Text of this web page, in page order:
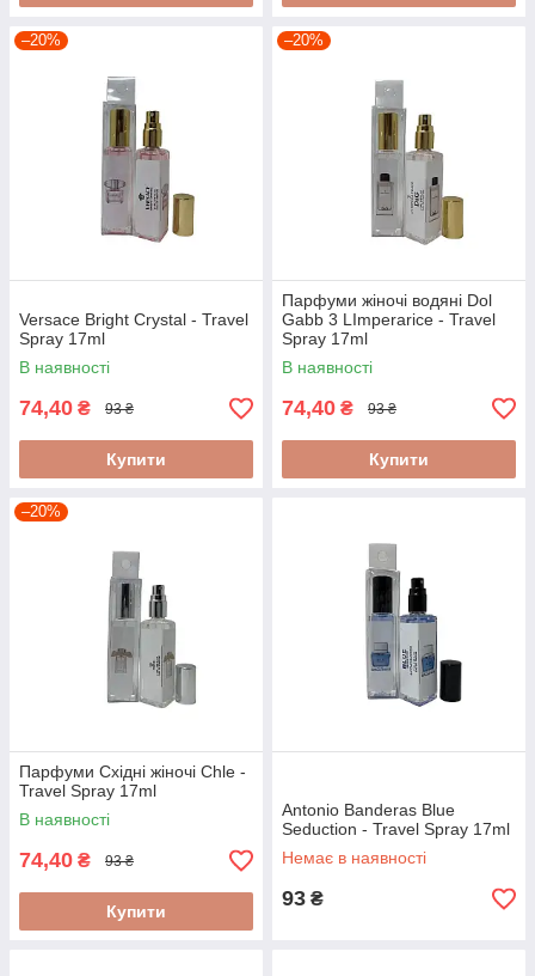
–20%
Versace Bright Crystal - Travel
Spray 17ml
В наявності
74,40 ₴ 93 ₴
Купити
–20%
Парфуми жіночі водяні Dol
Gabb 3 LImperarice - Travel
Spray 17ml
В наявності
74,40 ₴ 93 ₴
Купити
–20%
Парфуми Східні жіночі Chle -
Travel Spray 17ml
В наявності
74,40 ₴ 93 ₴
Купити
Antonio Banderas Blue
Seduction - Travel Spray 17ml
Немає в наявності
93 ₴